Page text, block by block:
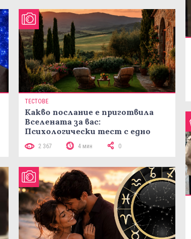
ТЕСТОВЕ
Какво послание е приготвила
Вселената за вас:
Психологически тест с едно
2 367 4 мин 0